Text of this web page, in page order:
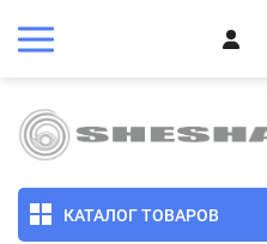
КАТАЛОГ ТОВАРОВ